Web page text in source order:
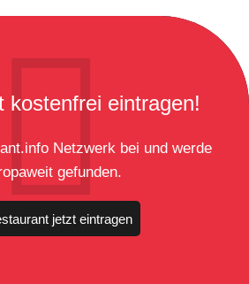
kostenfrei eintragen!
Netzwerk bei und werde
gefunden.
jetzt eintragen